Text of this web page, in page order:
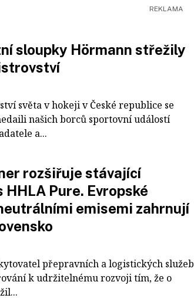
sloupky Hörmann střežily
světa v hokeji v České republice se
našich borců sportovní událostí
a...
rozšiřuje stávající
Pure. Evropské
emisemi zahrnují
přepravních a logistických služeb
k udržitelnému rozvoji tím, že o